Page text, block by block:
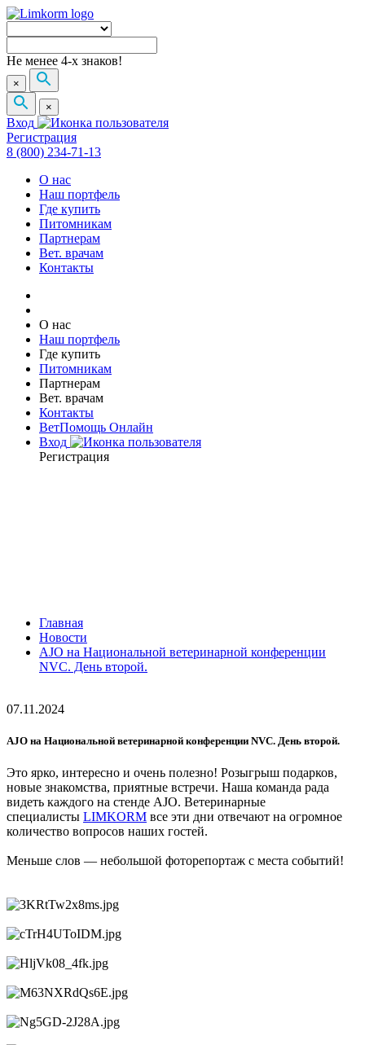
Не менее 4-х знаков!
×
×
Вход
Регистрация
8 (800) 234-71-13
О нас
Наш портфель
Где купить
Питомникам
Партнерам
Вет. врачам
Контакты
О нас
Наш портфель
Где купить
Питомникам
Партнерам
Вет. врачам
Контакты
ВетПомощь Онлайн
Вход
Регистрация
Главная
Новости
AJO на Национальной ветеринарной конференции
NVC. День второй.
07.11.2024
AJO на Национальной ветеринарной конференции NVC. День второй.
Это ярко, интересно и очень полезно! Розыгрыш подарков,
новые знакомства, приятные встречи. Наша команда рада
видеть каждого на стенде AJO. Ветеринарные
специалисты LIMKORM все эти дни отвечают на огромное
количество вопросов наших гостей.
Меньше слов — небольшой фоторепортаж с места событий!